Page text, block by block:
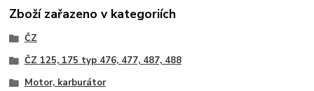
Zboží zařazeno v kategoriích
ČZ
ČZ 125, 175 typ 476, 477, 487, 488
Motor, karburátor